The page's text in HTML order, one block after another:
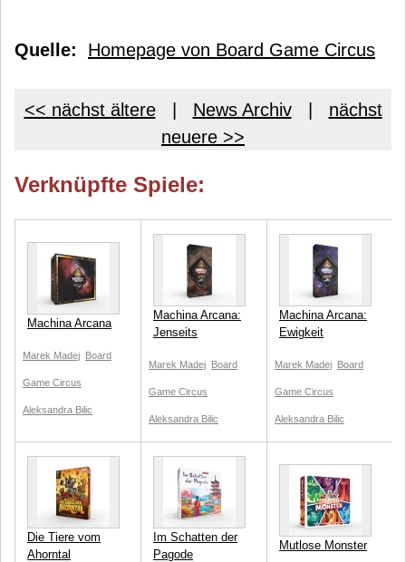
Quelle: Homepage von Board Game Circus
<< nächst ältere| News Archiv| nächst
neuere >>
Verknüpfte Spiele:
Machina Arcana
Marek Madej Board
Game Circus
Aleksandra Bilic
Machina Arcana:
Jenseits
Marek Madej Board
Game Circus
Aleksandra Bilic
Machina Arcana:
Ewigkeit
Marek Madej Board
Game Circus
Aleksandra Bilic
Die Tiere vom
Ahorntal
Im Schatten der
Pagode
Mutlose Monster